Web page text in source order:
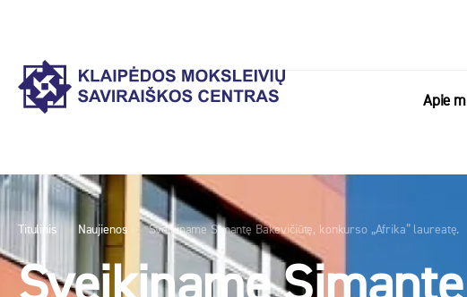
Apie
Titulinis Naujienos Sveikiname Simantę Bakevičiūtę, konkurso „Afrika” laureatę.